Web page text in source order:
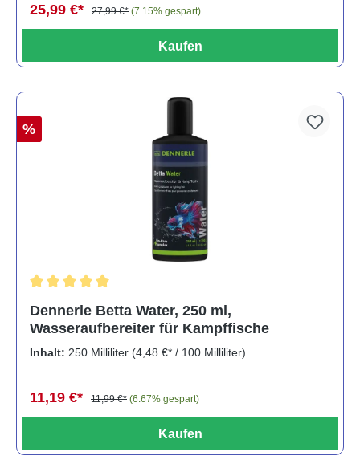
25,99 €* 27,99 €* (7.15% gespart)
Kaufen
%
Dennerle Betta Water, 250 ml,
Wasseraufbereiter für Kampffische
Inhalt: 250 Milliliter (4,48 €* / 100 Milliliter)
11,19 €* 11,99 €* (6.67% gespart)
Kaufen